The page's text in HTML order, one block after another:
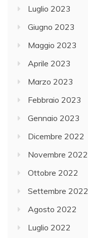
Luglio 2023
Giugno 2023
Maggio 2023
Aprile 2023
Marzo 2023
Febbraio 2023
Gennaio 2023
Dicembre 2022
Novembre 2022
Ottobre 2022
Settembre 2022
Agosto 2022
Luglio 2022